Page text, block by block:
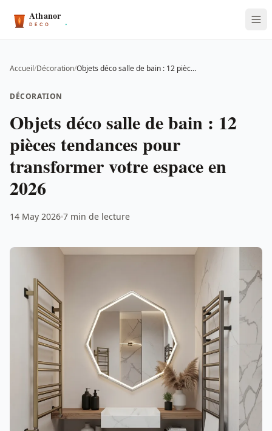
Accueil/Décoration/ Objets déco salle de bain : 12 pièces tendances pour transformer votre espace en 2026
DÉCORATION
Objets déco salle de bain : 12
pièces tendances pour
transformer votre espace en
2026
14 May 2026 7 min de lecture